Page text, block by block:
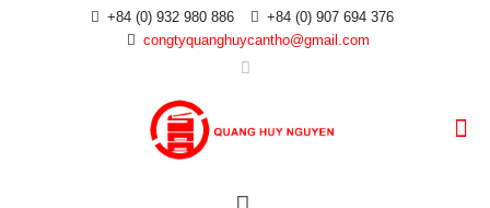
+84 (0) 932 980 886
+84 (0) 907 694 376
congtyquanghuycantho@gmail.com